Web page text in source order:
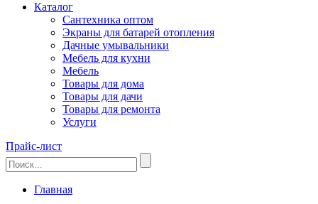
Каталог
Сантехника оптом
Экраны для батарей отопления
Дачные умывальники
Мебель для кухни
Мебель
Товары для дома
Товары для дачи
Товары для ремонта
Услуги
Прайс-лист
Главная